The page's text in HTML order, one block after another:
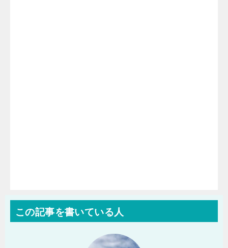
この記事を書いている人